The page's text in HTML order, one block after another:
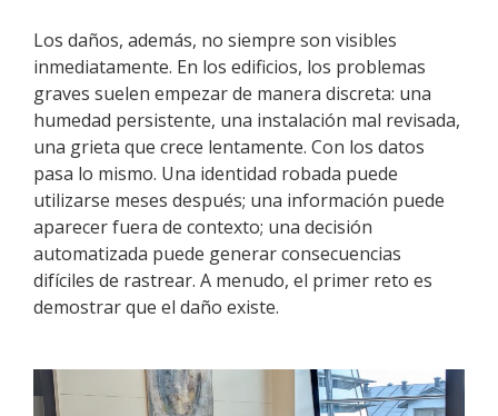
Los daños, además, no siempre son visibles
inmediatamente. En los edificios, los problemas
graves suelen empezar de manera discreta: una
humedad persistente, una instalación mal revisada,
una grieta que crece lentamente. Con los datos
pasa lo mismo. Una identidad robada puede
utilizarse meses después; una información puede
aparecer fuera de contexto; una decisión
automatizada puede generar consecuencias
difíciles de rastrear. A menudo, el primer reto es
demostrar que el daño existe.